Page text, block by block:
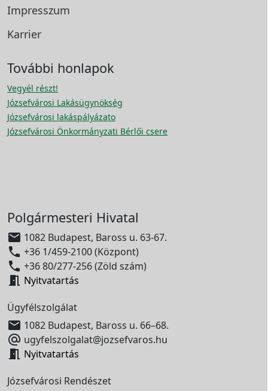
Impresszum
Karrier
További honlapok
Vegyél részt!
Józsefvárosi Lakásügynökség
Józsefvárosi lakáspályázato
Józsefvárosi Önkormányzati Bérlői csere
Polgármesteri Hivatal
 1082 Budapest, Baross u. 63-67.
 +36 1/459-2100 (Központ)
 +36 80/277-256 (Zöld szám)
 Nyitvatartás
Ügyfélszolgálat
 1082 Budapest, Baross u. 66–68.
 ugyfelszolgalat@jozsefvaros.hu
 Nyitvatartás
Józsefvárosi Rendészet